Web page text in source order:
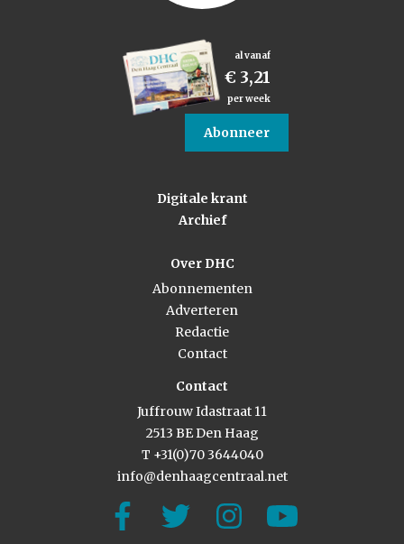
al vanaf
€ 3,21
per week
Abonneer
Digitale krant
Archief
Over DHC
Abonnementen
Adverteren
Redactie
Contact
Contact
Juffrouw Idastraat 11
2513 BE Den Haag
T +31(0)70 3644040
info@denhaagcentraal.net